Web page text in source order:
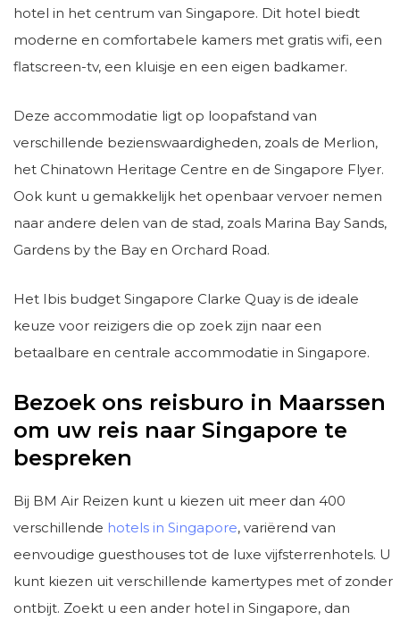
hotel in het centrum van Singapore. Dit hotel biedt
moderne en comfortabele kamers met gratis wifi, een
flatscreen-tv, een kluisje en een eigen badkamer.
Deze accommodatie ligt op loopafstand van
verschillende bezienswaardigheden, zoals de Merlion,
het Chinatown Heritage Centre en de Singapore Flyer.
Ook kunt u gemakkelijk het openbaar vervoer nemen
naar andere delen van de stad, zoals Marina Bay Sands,
Gardens by the Bay en Orchard Road.
Het Ibis budget Singapore Clarke Quay is de ideale
keuze voor reizigers die op zoek zijn naar een
betaalbare en centrale accommodatie in Singapore.
Bezoek ons reisburo in Maarssen
om uw reis naar Singapore te
bespreken
Bij BM Air Reizen kunt u kiezen uit meer dan 400
verschillende hotels in Singapore, variërend van
eenvoudige guesthouses tot de luxe vijfsterrenhotels. U
kunt kiezen uit verschillende kamertypes met of zonder
ontbijt. Zoekt u een ander hotel in Singapore, dan